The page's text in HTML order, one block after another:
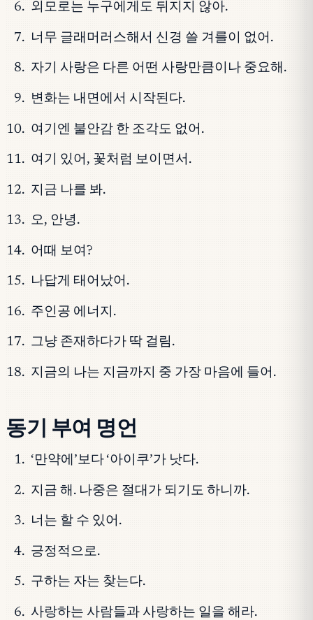
외모로는 누구에게도 뒤지지 않아.
너무 글래머러스해서 신경 쓸 겨를이 없어.
자기 사랑은 다른 어떤 사랑만큼이나 중요해.
변화는 내면에서 시작된다.
여기엔 불안감 한 조각도 없어.
여기 있어, 꽃처럼 보이면서.
지금 나를 봐.
오, 안녕.
어때 보여?
나답게 태어났어.
주인공 에너지.
그냥 존재하다가 딱 걸림.
지금의 나는 지금까지 중 가장 마음에 들어.
동기 부여 명언
‘만약에’보다 ‘아이쿠’가 낫다.
지금 해. 나중은 절대가 되기도 하니까.
너는 할 수 있어.
긍정적으로.
구하는 자는 찾는다.
사랑하는 사람들과 사랑하는 일을 해라.